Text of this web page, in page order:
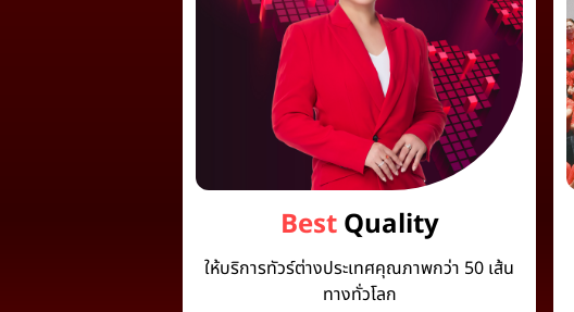
BestQuality
ให้บริการทัวร์ต่างประเทศคุณภาพกว่า 50 เส้น
ทางทั่วโลก